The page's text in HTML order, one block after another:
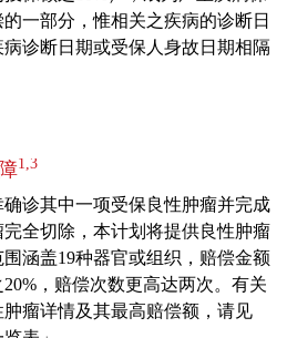
一部分，惟相关之疾病的诊断日
诊断日期或受保人身故日期相隔
1,3
诊其中一项受保良性肿瘤并完成
全切除，本计划将提供良性肿瘤
涵盖19种器官或组织，赔偿金额
，赔偿次数更高达两次。有关
瘤详情及其最高赔偿额，请见